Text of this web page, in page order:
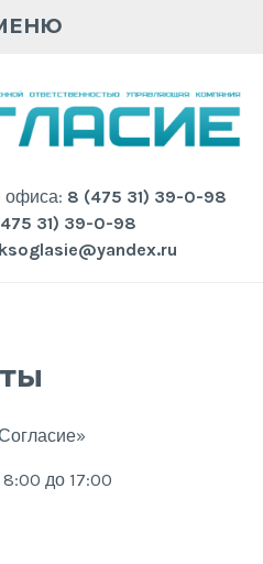
офиса: 8 (475 31) 39-0-98
31) 39-0-98
8:00 до 17:00